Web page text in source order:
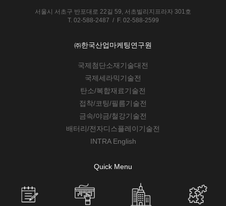
서울시 서초구 반포대로 22길 59, 서초빌리지프라자 301호
T. 02-588-2487 / F. 02-588-2599
㈜한국산업마케팅연구원
국제첨단소재기술대전
국제세라믹기술전
탄소/복합재료기술전
접착/코팅/필름기술전
금속/야금/철강기술전
배터리/전자디스플레이기술전
INTRA English
Quick Menu